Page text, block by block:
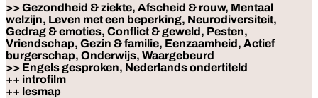
>> Gezondheid & ziekte, Afscheid & rouw, Mentaal
welzijn, Leven met een beperking, Neurodiversiteit,
Gedrag & emoties, Conflict & geweld, Pesten,
Vriendschap, Gezin & familie, Eenzaamheid, Actief
burgerschap, Onderwijs, Waargebeurd
>> Engels gesproken, Nederlands ondertiteld
++ introfilm
++ lesmap